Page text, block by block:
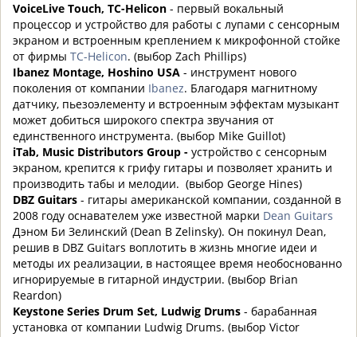
VoiceLive Touch, TC-Helicon - первый вокальный
процессор и устройство для работы с лупами с сенсорным
экраном и встроенным креплением к микрофонной стойке
от фирмы TC-Helicon. (выбор Zach Phillips)
Ibanez Montage, Hoshino USA - инструмент нового
поколения от компании Ibanez. Благодаря магнитному
датчику, пьезоэлементу и встроенным эффектам музыкант
может добиться широкого спектра звучания от
единственного инструмента. (выбор Mike Guillot)
iTab, Music Distributors Group - устройство с сенсорным
экраном, крепится к грифу гитары и позволяет хранить и
производить табы и мелодии. (выбор George Hines)
DBZ Guitars - гитары американской компании, созданной в
2008 году оснавателем уже известной марки Dean Guitars
Дэном Би Зелинский (Dean B Zelinsky). Он покинул Dean,
решив в DBZ Guitars воплотить в жизнь многие идеи и
методы их реализации, в настоящее время необоснованно
игнорируемые в гитарной индустрии. (выбор Brian
Reardon)
Keystone Series Drum Set, Ludwig Drums - барабанная
установка от компании Ludwig Drums. (выбор Victor